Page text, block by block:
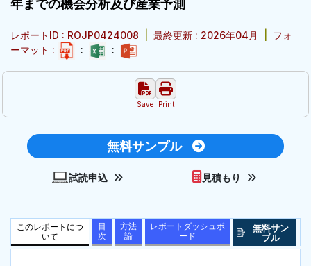
年までの機会分析及び産業予測
レポートID : ROJP0424008 最終更新 : 2026年04月
フォ
ーマット :
: :
Save Print
無料サンプル
試読申込 見積もり
このレポートにつ
いて
目
次
方法
論
レポートダッシュボ
ード
無料サン
プル